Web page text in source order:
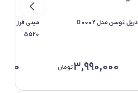
دریل توسن مدل 0002 D
3,990,000تومان
مینی فرز
5520